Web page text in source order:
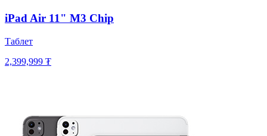
iPad Air 11" M3 Chip
Таблет
2,399,999 ₮